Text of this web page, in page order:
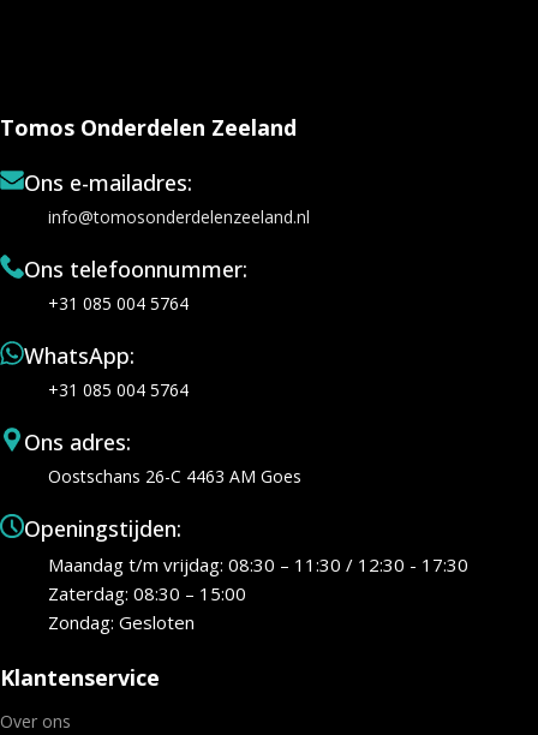
Tomos Onderdelen Zeeland
Ons e-mailadres:
info@tomosonderdelenzeeland.nl
Ons telefoonnummer:
+31 085 004 5764
WhatsApp:
+31 085 004 5764
Ons adres:
Oostschans 26-C 4463 AM Goes
Openingstijden:
Maandag t/m vrijdag: 08:30 – 11:30 / 12:30 - 17:30
Zaterdag: 08:30 – 15:00
Zondag: Gesloten
Klantenservice
Over ons